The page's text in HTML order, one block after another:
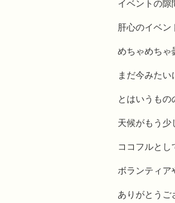
イベントの隙
肝心のイベン
めちゃめちゃ
まだ今みた
とはいうも
天候がもう少
ココフルとし
ボランティア
ありがとうご